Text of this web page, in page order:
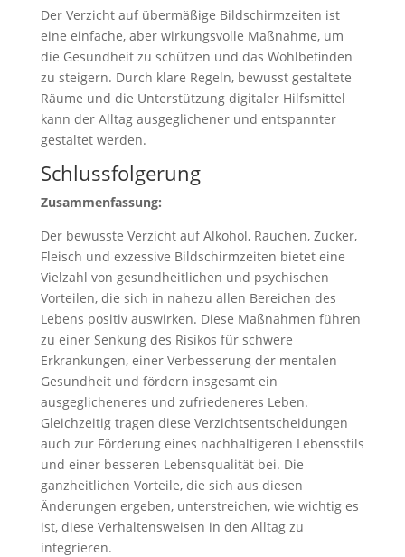
Der Verzicht auf übermäßige Bildschirmzeiten ist
eine einfache, aber wirkungsvolle Maßnahme, um
die Gesundheit zu schützen und das Wohlbefinden
zu steigern. Durch klare Regeln, bewusst gestaltete
Räume und die Unterstützung digitaler Hilfsmittel
kann der Alltag ausgeglichener und entspannter
gestaltet werden.
Schlussfolgerung
Zusammenfassung:
Der bewusste Verzicht auf Alkohol, Rauchen, Zucker,
Fleisch und exzessive Bildschirmzeiten bietet eine
Vielzahl von gesundheitlichen und psychischen
Vorteilen, die sich in nahezu allen Bereichen des
Lebens positiv auswirken. Diese Maßnahmen führen
zu einer Senkung des Risikos für schwere
Erkrankungen, einer Verbesserung der mentalen
Gesundheit und fördern insgesamt ein
ausgeglicheneres und zufriedeneres Leben.
Gleichzeitig tragen diese Verzichtsentscheidungen
auch zur Förderung eines nachhaltigeren Lebensstils
und einer besseren Lebensqualität bei. Die
ganzheitlichen Vorteile, die sich aus diesen
Änderungen ergeben, unterstreichen, wie wichtig es
ist, diese Verhaltensweisen in den Alltag zu
integrieren.